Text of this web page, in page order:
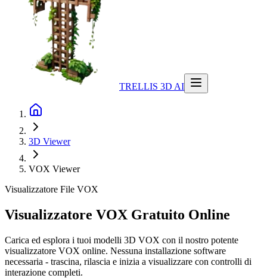
TRELLIS 3D AI
3D Viewer
VOX Viewer
Visualizzatore File VOX
Visualizzatore VOX Gratuito Online
Carica ed esplora i tuoi modelli 3D VOX con il nostro potente
visualizzatore VOX online. Nessuna installazione software
necessaria - trascina, rilascia e inizia a visualizzare con controlli di
interazione completi.